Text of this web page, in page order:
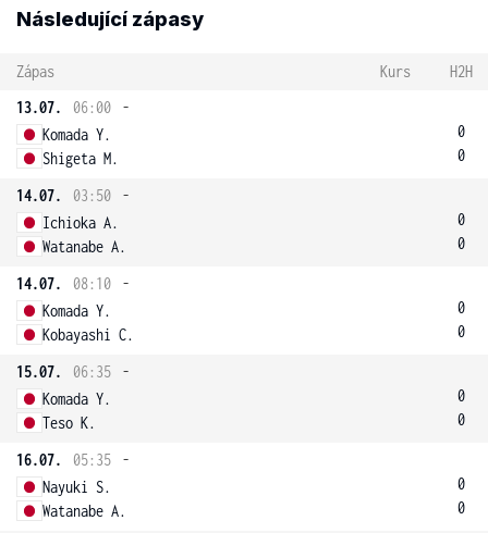
Následující zápasy
Zápas Kurs
H2H
13.07.
06:00
-
Komada Y.
Shigeta M.
0
0
14.07. 03:50
-
Ichioka A.
Watanabe A.
0
0
14.07. 08:10
-
Komada Y.
Kobayashi C.
0
0
15.07. 06:35
-
Komada Y.
Teso K.
0
0
16.07. 05:35
-
Nayuki S.
Watanabe A.
0
0